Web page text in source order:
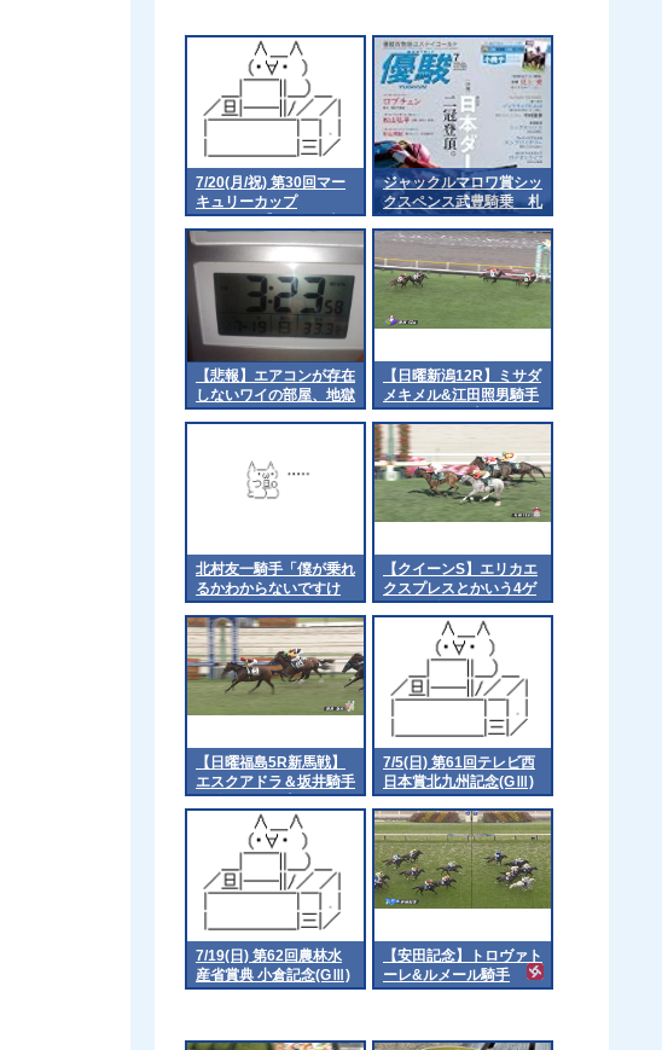
7/20(月/祝) 第30回マー
キュリーカップ
（Jpn3）【18:15発走予
定】
ジャックルマロワ賞シッ
クスペンス武豊騎乗 札
幌記念アドマイヤテラは
川田騎手が乗るの？
【悲報】エアコンが存在
しないワイの部屋、地獄
【日曜新潟12R】ミサダ
メキメル&江田照男騎手
がｷﾀ━━━━(ﾟ
∀ﾟ)━━━━!!
北村友一騎手「僕が乗れ
るかわからないですけ
ど」
【クイーンS】エリカエ
クスプレスとかいう4ゲ
ッター 他
【日曜福島5R新馬戦】
エスクアドラ＆坂井騎手
がｷﾀ━━━━(ﾟ
∀ﾟ)━━━━!!
7/5(日) 第61回テレビ西
日本賞北九州記念(GⅢ)
part2
7/19(日) 第62回農林水
産省賞典 小倉記念(GⅢ)
part2
【安田記念】トロヴァト
ーレ&ルメール騎手